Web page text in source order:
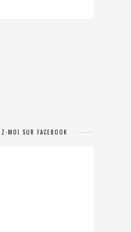
MOI SUR FACEBOOK